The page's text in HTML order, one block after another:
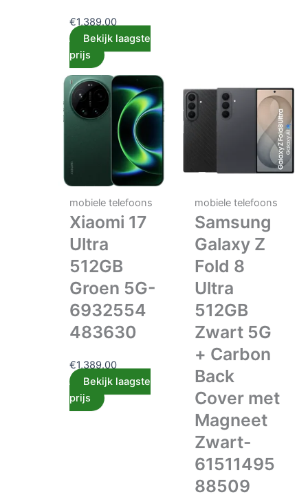
€1,389.00
Bekijk laagste
prijs
mobiele telefoons
Xiaomi 17
Ultra
512GB
Groen 5G-
6932554
483630
€1,389.00
Bekijk laagste
prijs
mobiele telefoons
Samsung
Galaxy Z
Fold 8
Ultra
512GB
Zwart 5G
+ Carbon
Back
Cover met
Magneet
Zwart-
61511495
88509